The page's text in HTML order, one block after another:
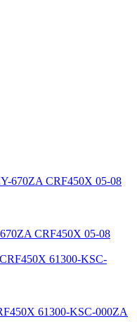
CRF450X 05-08
61300-KSC-000ZA